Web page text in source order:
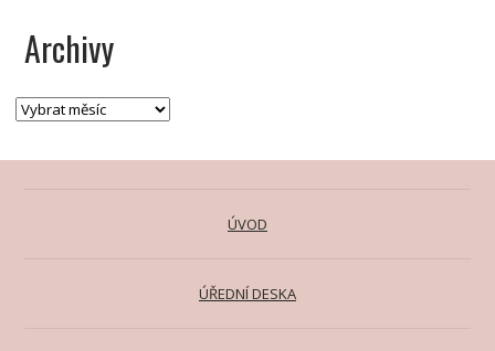
Archivy
ÚVOD
ÚŘEDNÍ DESKA